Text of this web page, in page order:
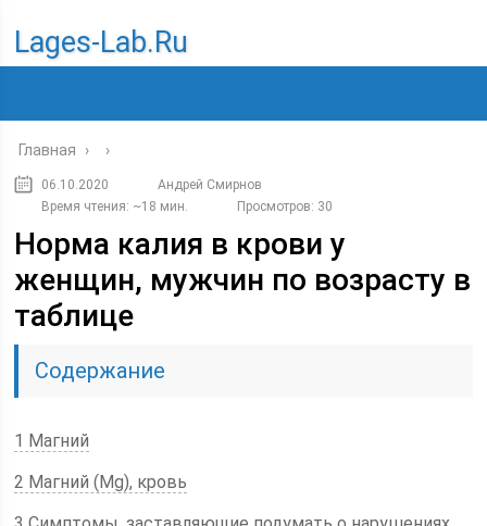
Lages-Lab.ru
Главная › ›
06.10.2020
Андрей Смирнов
Время чтения: ~18 мин.
Просмотров: 30
Норма калия в крови у
женщин, мужчин по возрасту в
таблице
Содержание
1 Магний
2 Магний (Mg), кровь